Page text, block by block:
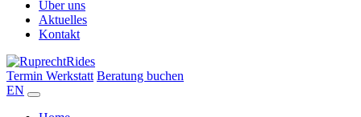
Über uns
Aktuelles
Kontakt
Termin Werkstatt Beratung buchen
EN